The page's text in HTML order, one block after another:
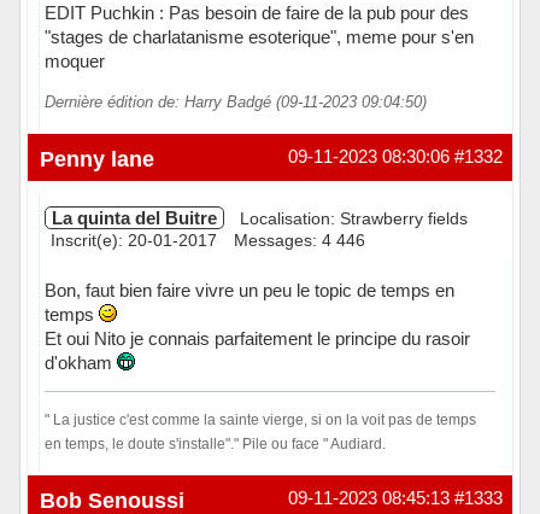
EDIT Puchkin : Pas besoin de faire de la pub pour des
"stages de charlatanisme esoterique", meme pour s'en
moquer
Dernière édition de: Harry Badgé (09-11-2023 09:04:50)
Hors ligne #1332
09-11-2023 08:30:06
Penny lane
La quinta del Buitre
Localisation: Strawberry fields
Inscrit(e): 20-01-2017
Messages: 4 446
Bon, faut bien faire vivre un peu le topic de temps en
temps
Et oui Nito je connais parfaitement le principe du rasoir
d'okham
" La justice c'est comme la sainte vierge, si on la voit pas de temps
en temps, le doute s'installe"." Pile ou face " Audiard.
En ligne #1333
09-11-2023 08:45:13
Bob Senoussi